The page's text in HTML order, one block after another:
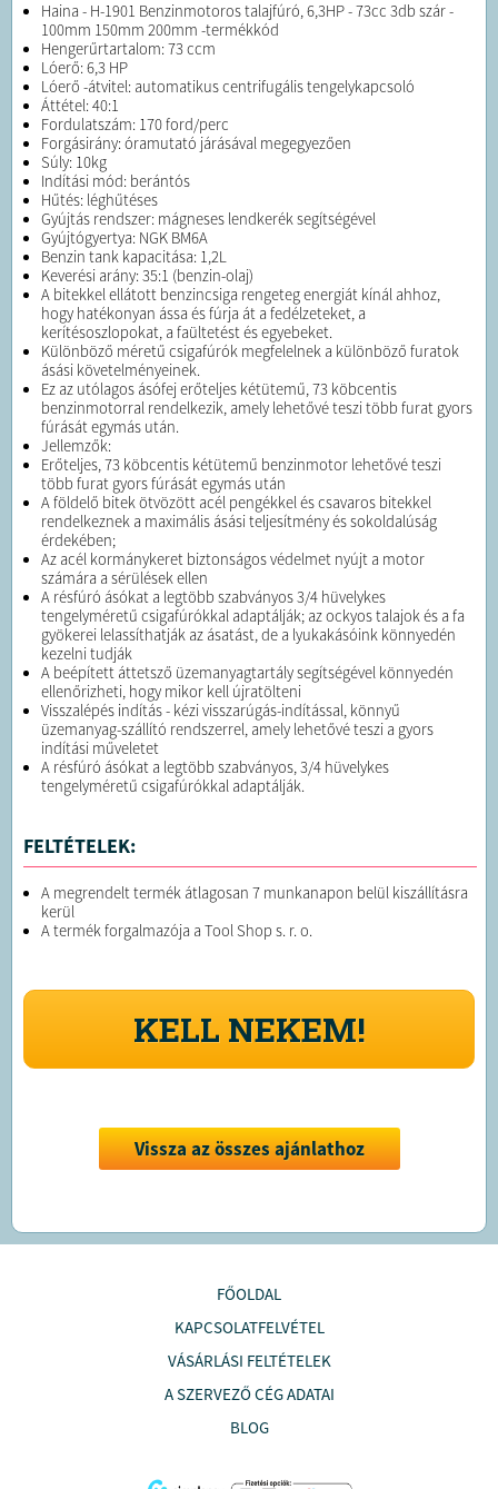
Haina - H-1901 Benzinmotoros talajfúró, 6,3HP - 73cc 3db szár -
100mm 150mm 200mm -termékkód
Hengerűrtartalom: 73 ccm
Lóerő: 6,3 HP
Lóerő -átvitel: automatikus centrifugális tengelykapcsoló
Áttétel: 40:1
Fordulatszám: 170 ford/perc
Forgásirány: óramutató járásával megegyezően
Súly: 10kg
Indítási mód: berántós
Hűtés: léghűtéses
Gyújtás rendszer: mágneses lendkerék segítségével
Gyújtógyertya: NGK BM6A
Benzin tank kapacitása: 1,2L
Keverési arány: 35:1 (benzin-olaj)
A bitekkel ellátott benzincsiga rengeteg energiát kínál ahhoz,
hogy hatékonyan ássa és fúrja át a fedélzeteket, a
kerítésoszlopokat, a faültetést és egyebeket.
Különböző méretű csigafúrók megfelelnek a különböző furatok
ásási követelményeinek.
Ez az utólagos ásófej erőteljes kétütemű, 73 köbcentis
benzinmotorral rendelkezik, amely lehetővé teszi több furat gyors
fúrását egymás után.
Jellemzők:
Erőteljes, 73 köbcentis kétütemű benzinmotor lehetővé teszi
több furat gyors fúrását egymás után
A földelő bitek ötvözött acél pengékkel és csavaros bitekkel
rendelkeznek a maximális ásási teljesítmény és sokoldalúság
érdekében;
Az acél kormánykeret biztonságos védelmet nyújt a motor
számára a sérülések ellen
A résfúró ásókat a legtöbb szabványos 3/4 hüvelykes
tengelyméretű csigafúrókkal adaptálják; az ockyos talajok és a fa
gyökerei lelassíthatják az ásatást, de a lyukakásóink könnyedén
kezelni tudják
A beépített áttetsző üzemanyagtartály segítségével könnyedén
ellenőrizheti, hogy mikor kell újratölteni
Visszalépés indítás - kézi visszarúgás-indítással, könnyű
üzemanyag-szállító rendszerrel, amely lehetővé teszi a gyors
indítási műveletet
A résfúró ásókat a legtöbb szabványos, 3/4 hüvelykes
tengelyméretű csigafúrókkal adaptálják.
FELTÉTELEK:
A megrendelt termék átlagosan 7 munkanapon belül kiszállításra
kerül
A termék forgalmazója a Tool Shop s. r. o.
KELL NEKEM!
Vissza az összes ajánlathoz
FŐOLDAL
KAPCSOLATFELVÉTEL
VÁSÁRLÁSI FELTÉTELEK
A SZERVEZŐ CÉG ADATAI
BLOG